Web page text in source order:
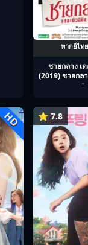
พากย์ไท
ชายกลาง เ
(2019) ชายกล
ล
HD ⭐ 7.8